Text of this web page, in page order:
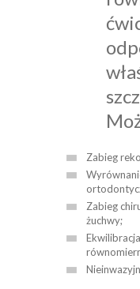
Zabieg
Zabieg
żuchwy;